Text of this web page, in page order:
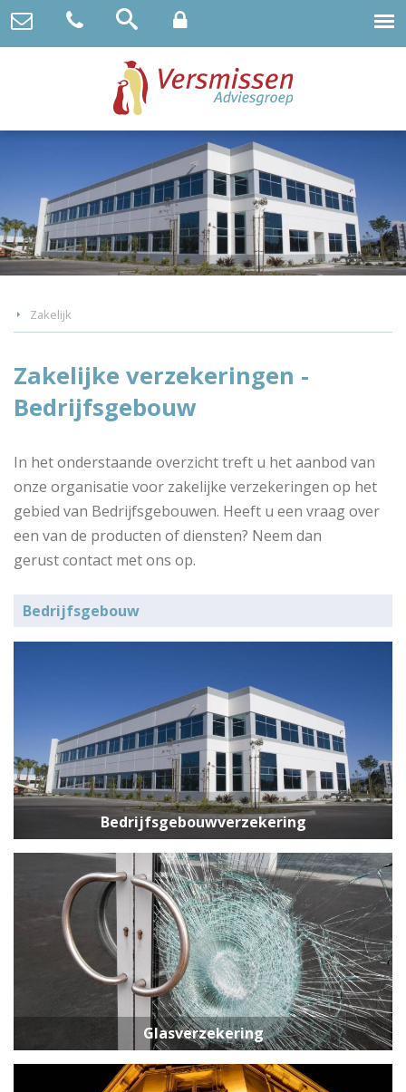
Zakelijk
Zakelijke verzekeringen -
Bedrijfsgebouw
In het onderstaande overzicht treft u het aanbod van
onze organisatie voor zakelijke verzekeringen op het
gebied van Bedrijfsgebouwen. Heeft u een vraag over
een van de producten of diensten? Neem dan
gerust contact met ons op.
Bedrijfsgebouw
Bedrijfsgebouwverzekering
Glasverzekering